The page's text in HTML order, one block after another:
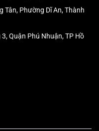
Phường Dĩ An, Thành
Quận Phú Nhuận, TP Hồ